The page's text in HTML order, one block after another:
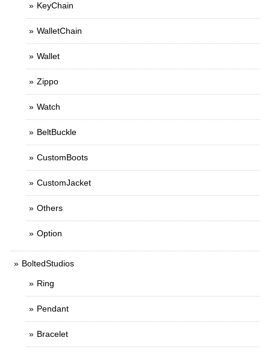
KeyChain
WalletChain
Wallet
Zippo
Watch
BeltBuckle
CustomBoots
CustomJacket
Others
Option
BoltedStudios
Ring
Pendant
Bracelet